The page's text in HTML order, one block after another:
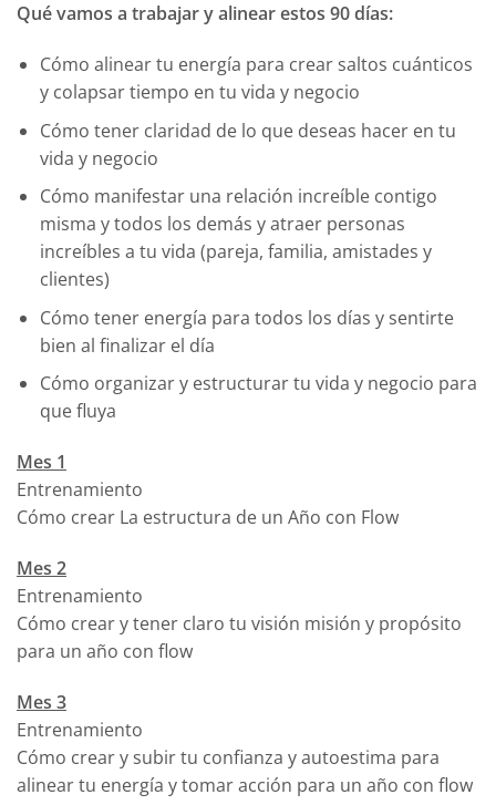
Qué vamos a trabajar y alinear estos 90 días:
Cómo alinear tu energía para crear saltos cuánticos
y colapsar tiempo en tu vida y negocio
Cómo tener claridad de lo que deseas hacer en tu
vida y negocio
Cómo manifestar una relación increíble contigo
misma y todos los demás y atraer personas
increíbles a tu vida (pareja, familia, amistades y
clientes)
Cómo tener energía para todos los días y sentirte
bien al finalizar el día
Cómo organizar y estructurar tu vida y negocio para
que fluya
Mes 1
Entrenamiento
Cómo crear La estructura de un Año con Flow
Mes 2
Entrenamiento
Cómo crear y tener claro tu visión misión y propósito
para un año con flow
Mes 3
Entrenamiento
Cómo crear y subir tu confianza y autoestima para
alinear tu energía y tomar acción para un año con flow